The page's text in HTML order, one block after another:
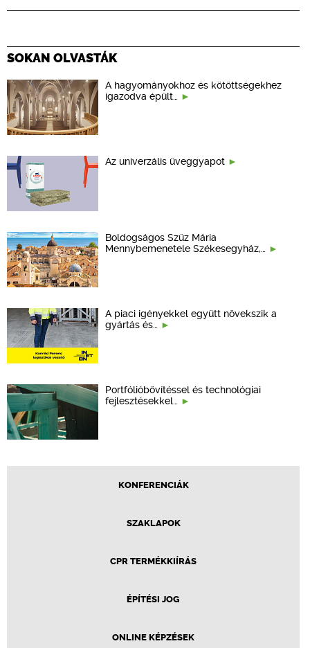
SOKAN OLVASTÁK
A hagyományokhoz és kötöttségekhez
igazodva épült…
Az univerzális üveggyapot
Boldogságos Szűz Mária
Mennybemenetele Székesegyház,…
A piaci igényekkel együtt növekszik a
gyártás és…
Portfólióbővítéssel és technológiai
fejlesztésekkel…
KONFERENCIÁK
SZAKLAPOK
CPR TERMÉKKIÍRÁS
ÉPÍTÉSI JOG
ONLINE KÉPZÉSEK